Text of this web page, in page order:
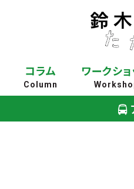
コラム
Column
ワークシ